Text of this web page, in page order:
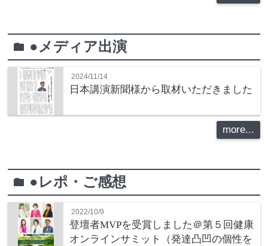
folder ●メディア出演
2024/11/14
日本講演新聞様から取材いただきました
more...
folder ●レポ・ご感想
2022/10/9
登壇者MVPを受賞しました＠第５回健康
オンラインサミット（発達凸凹の個性を